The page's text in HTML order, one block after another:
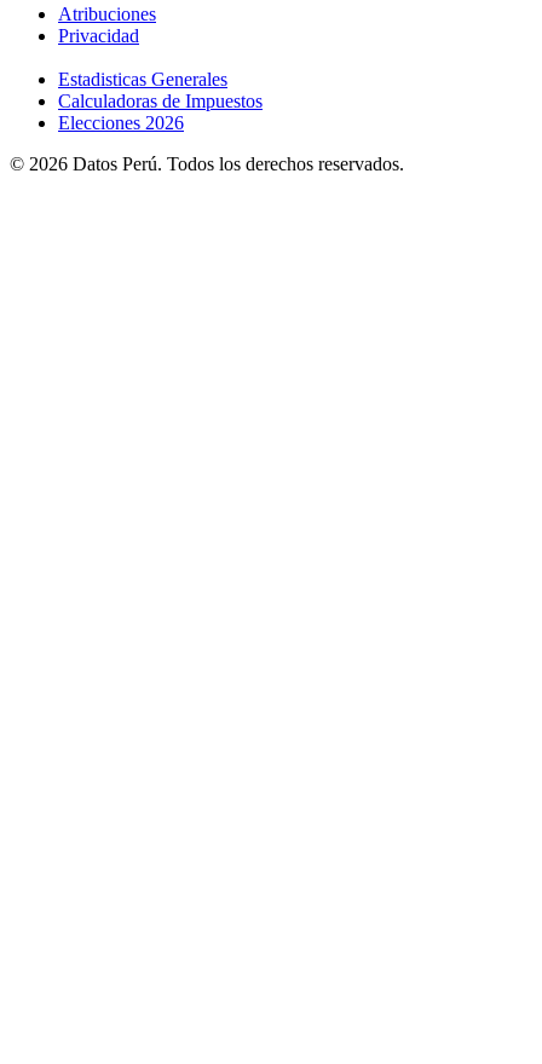
Atribuciones
Privacidad
Estadisticas Generales
Calculadoras de Impuestos
Elecciones 2026
© 2026 Datos Perú. Todos los derechos reservados.